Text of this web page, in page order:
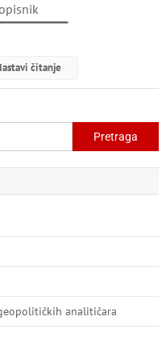
Dr
–
Vjerni
Memoranduma
čitanje
Pretraga:
analitičara